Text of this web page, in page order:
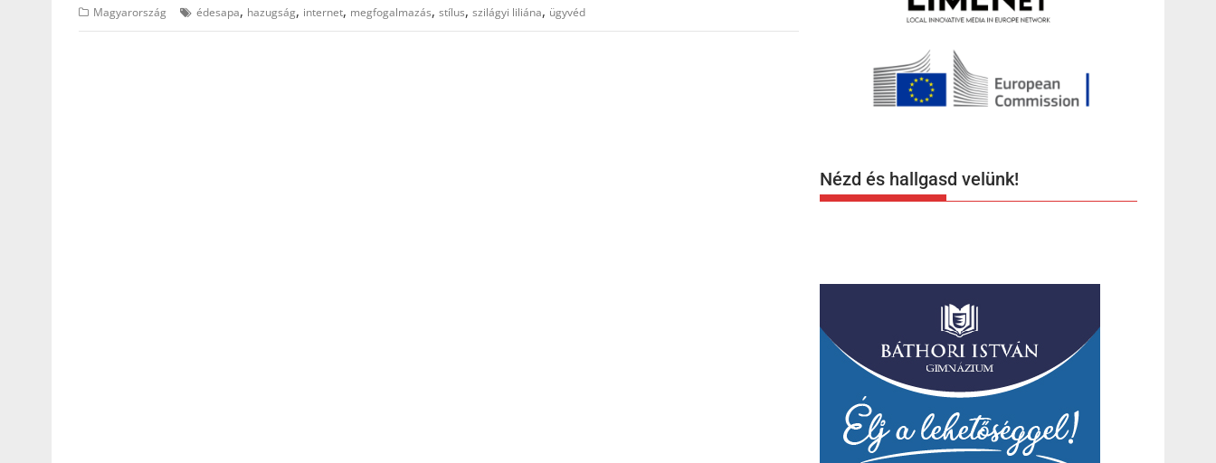
Magyarország édesapa, hazugság, internet, megfogalmazás, stílus, szilágyi liliána, ügyvéd
Nézd és hallgasd velünk!